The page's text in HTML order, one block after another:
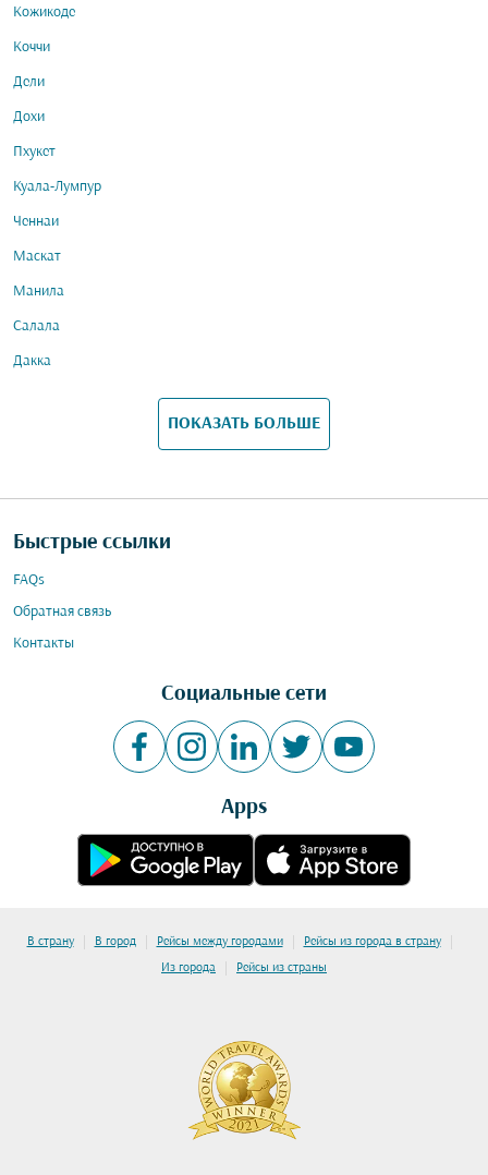
Кожикоде
Коччи
Дели
Дохи
Пхукет
Куала-Лумпур
Ченнаи
Маскат
Манила
Салала
Дакка
ПОКАЗАТЬ БОЛЬШЕ
Быстрые ссылки
FAQs
Обратная связь
Контакты
Социальные сети
Apps
В страну | В город | Рейсы между городами | Рейсы из города в страну |
Из города | Рейсы из страны